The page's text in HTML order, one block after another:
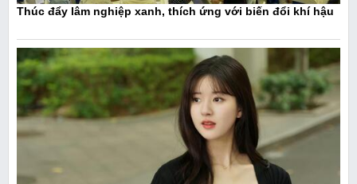
Thúc đẩy lâm nghiệp xanh, thích ứng với biến đổi khí hậu